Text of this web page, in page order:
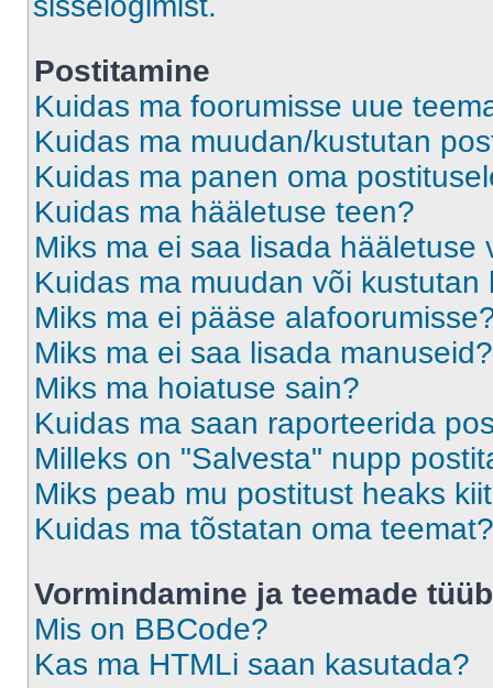
Postitamine
Kuidas ma foorumisse uue
Kuidas ma muudan/kustutan
Kuidas ma panen oma
Kuidas ma hääletuse teen?
Miks ma ei saa lisada hääletuse
Kuidas ma muudan või kustutan
Miks ma ei pääse
Miks ma ei saa lisada manuseid?
Miks ma hoiatuse sain?
Kuidas ma saan raporteerida
Milleks on "Salvesta" nupp
Miks peab mu postitust heaks
Kuidas ma tõstatan oma teemat?
Vormindamine ja teemade
Mis on BBCode?
Kas ma HTMLi saan kasutada?